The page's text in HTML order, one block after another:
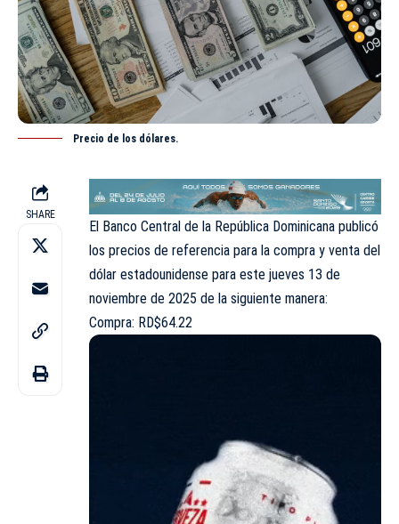
Precio de los dólares.
SHARE
El Banco Central de la República Dominicana publicó
los precios de referencia para la compra y venta del
dólar estadounidense para este jueves 13 de
noviembre de 2025 de la siguiente manera:
Compra: RD$64.22